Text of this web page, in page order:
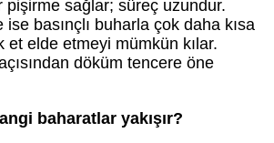
pişirme sağlar; süreç uzundur.
basınçlı buharla çok daha kısa
et elde etmeyi mümkün kılar.
döküm tencere öne
baharatlar yakışır?